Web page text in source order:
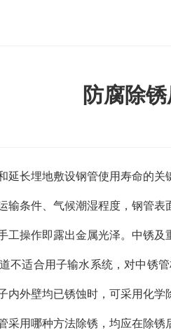
防腐除
延长埋地敷设钢管使用寿命的关
件、气候潮湿程度，钢管表
工操作即露出金属光泽。中锈
不适合用子输水系统，对中锈
内外壁均已锈蚀时，可采用化学
用哪种方法除锈，均应在除锈